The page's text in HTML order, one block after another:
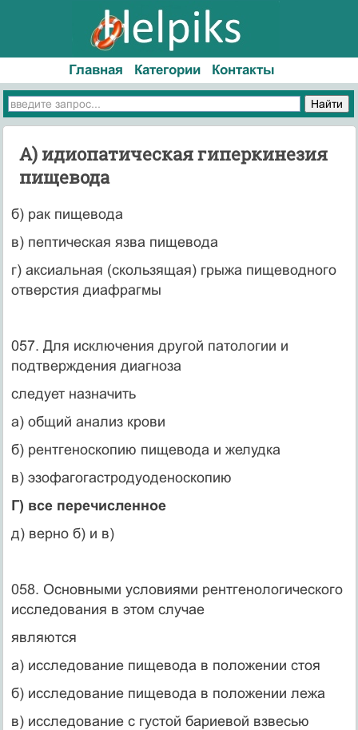
Главная Категории Контакты
А) идиопатическая гиперкинезия
пищевода
б) рак пищевода
в) пептическая язва пищевода
г) аксиальная (скользящая) грыжа пищеводного
отверстия диафрагмы
057. Для исключения другой патологии и
подтверждения диагноза
следует назначить
а) общий анализ крови
б) рентгеноскопию пищевода и желудка
в) эзофагогастродуоденоскопию
Г) все перечисленное
д) верно б) и в)
058. Основными условиями рентгенологического
исследования в этом случае
являются
а) исследование пищевода в положении стоя
б) исследование пищевода в положении лежа
в) исследование с густой бариевой взвесью